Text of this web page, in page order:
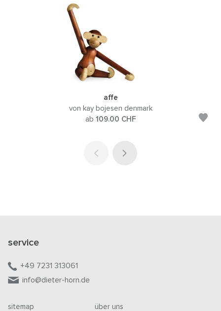
affe
von kay bojesen denmark
ab 109.00 CHF
service
+49 7231 313061
info@dieter-horn.de
sitemap
über uns